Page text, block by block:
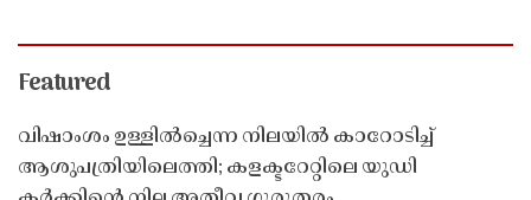
Featured
വിഷാംശം ഉള്ളിൽച്ചെന്ന നിലയിൽ കാറോടിച്ച്
ആശുപത്രിയിലെത്തി; കളക്ടറേറ്റിലെ യുഡി